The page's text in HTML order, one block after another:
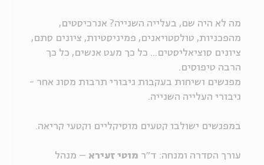
מה לא היה שם, בעלייה השנייה? אנרכיסטים,
מהפכניות, טולסטויאנים, פמיניסטיות, ציונים סתם,
ציונים סוציאליסטים... כל כך מעט אנשים, כל כך
הרבה טיפוסים.
מפגשים ושיחות בעקבות גיבורי תרבות מסוג אחר -
גיבורי העלייה השנייה.
במפגשים ישולבו קטעים מוסיקליים וקטעי קריאה.
עורך הסדרה ומנחה: ד"ר מוטי זעירא – מנהל